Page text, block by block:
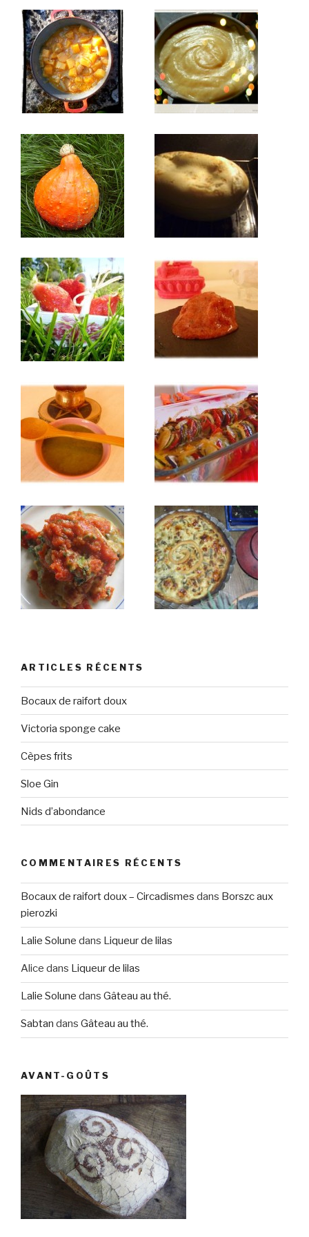
ARTICLES RÉCENTS
Bocaux de raifort doux
Victoria sponge cake
Cèpes frits
Sloe Gin
Nids d’abondance
COMMENTAIRES RÉCENTS
Bocaux de raifort doux – Circadismes dans Borszc aux
pierozki
Lalie Solune dans Liqueur de lilas
Alice dans Liqueur de lilas
Lalie Solune dans Gâteau au thé.
Sabtan dans Gâteau au thé.
AVANT-GOÛTS